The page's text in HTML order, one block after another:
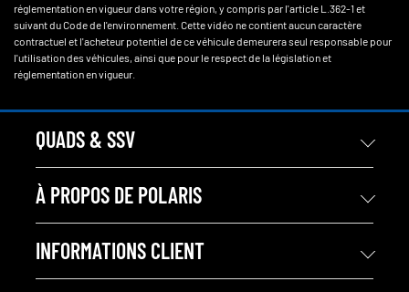
réglementation en vigueur dans votre région, y compris par l'article L.362-1 et
suivant du Code de l'environnement. Cette vidéo ne contient aucun caractère
contractuel et l'acheteur potentiel de ce véhicule demeurera seul responsable pour
l'utilisation des véhicules, ainsi que pour le respect de la législation et
réglementation en vigueur.
QUADS & SSV
À PROPOS DE POLARIS
INFORMATIONS CLIENT